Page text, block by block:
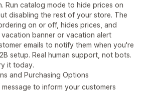
Run catalog mode to hide prices on
disabling the rest of your store. The
on or off, hides prices, and
banner or vacation alert
emails to notify them when you're
setup. Real human support, not bots.
it today.
and Purchasing Options
message to inform your customers